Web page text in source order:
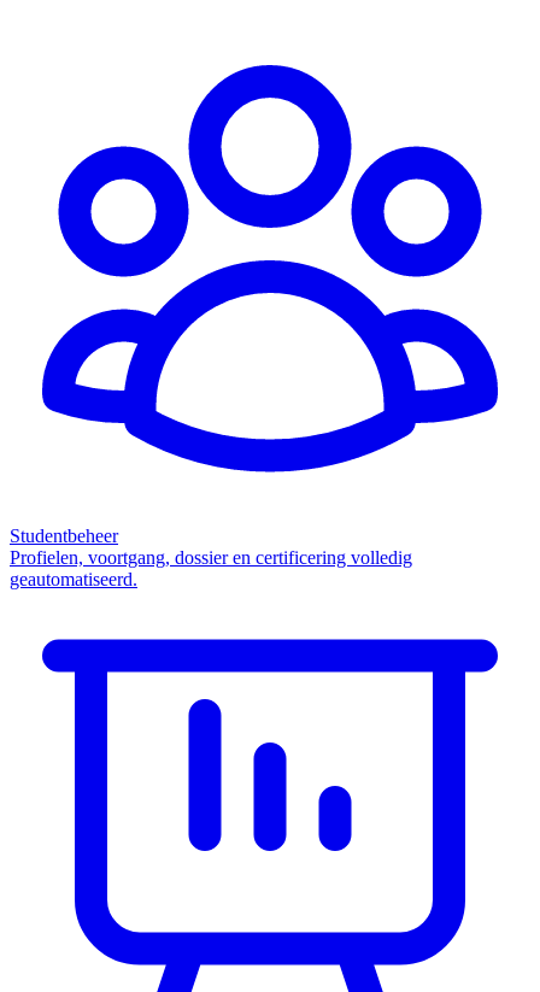
Studentbeheer
Profielen, voortgang, dossier en certificering volledig
geautomatiseerd.